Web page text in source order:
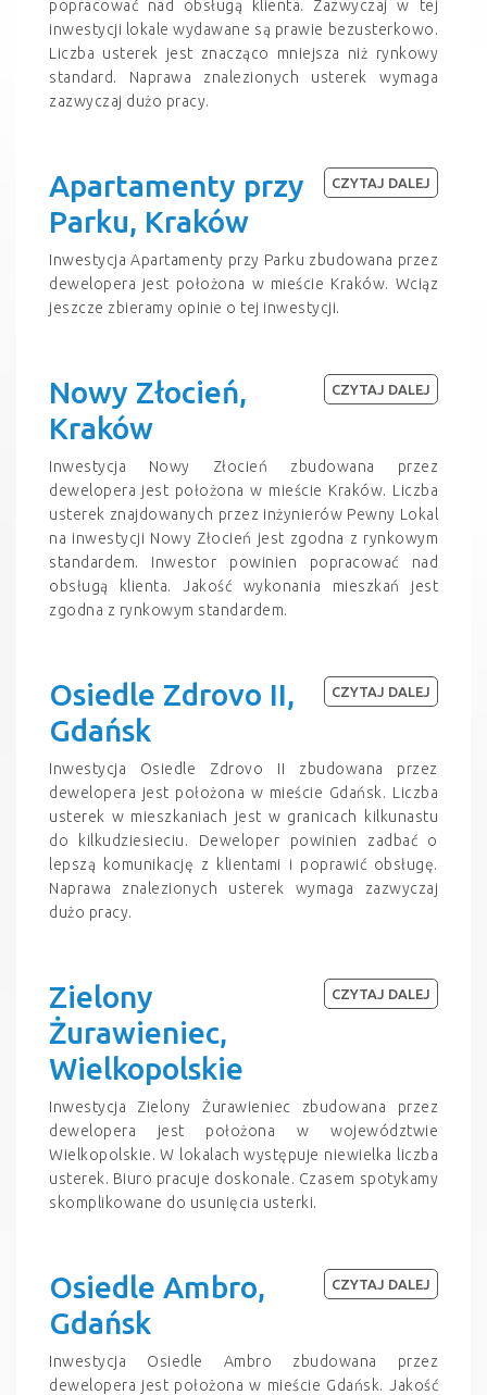
popracować nad obsługą klienta. Zazwyczaj w tej
inwestycji lokale wydawane są prawie bezusterkowo.
Liczba usterek jest znacząco mniejsza niż rynkowy
standard. Naprawa znalezionych usterek wymaga
zazwyczaj dużo pracy.
Apartamenty przy
Parku, Kraków
Inwestycja Apartamenty przy Parku zbudowana przez
dewelopera jest położona w mieście Kraków. Wciąz
jeszcze zbieramy opinie o tej inwestycji.
CZYTAJ DALEJ
Nowy Złocień,
Kraków
Inwestycja Nowy Złocień zbudowana przez
dewelopera jest położona w mieście Kraków. Liczba
usterek znajdowanych przez inżynierów Pewny Lokal
na inwestycji Nowy Złocień jest zgodna z rynkowym
standardem. Inwestor powinien popracować nad
obsługą klienta. Jakość wykonania mieszkań jest
zgodna z rynkowym standardem.
CZYTAJ DALEJ
Osiedle Zdrovo II,
Gdańsk
Inwestycja Osiedle Zdrovo II zbudowana przez
dewelopera jest położona w mieście Gdańsk. Liczba
usterek w mieszkaniach jest w granicach kilkunastu
do kilkudziesieciu. Deweloper powinien zadbać o
lepszą komunikację z klientami i poprawić obsługę.
Naprawa znalezionych usterek wymaga zazwyczaj
dużo pracy.
CZYTAJ DALEJ
Zielony
Żurawieniec,
Wielkopolskie
Inwestycja Zielony Żurawieniec zbudowana przez
dewelopera jest położona w województwie
Wielkopolskie. W lokalach występuje niewielka liczba
usterek. Biuro pracuje doskonale. Czasem spotykamy
skomplikowane do usunięcia usterki.
CZYTAJ DALEJ
Osiedle Ambro,
Gdańsk
Inwestycja Osiedle Ambro zbudowana przez
dewelopera jest położona w mieście Gdańsk. Jakość
CZYTAJ DALEJ